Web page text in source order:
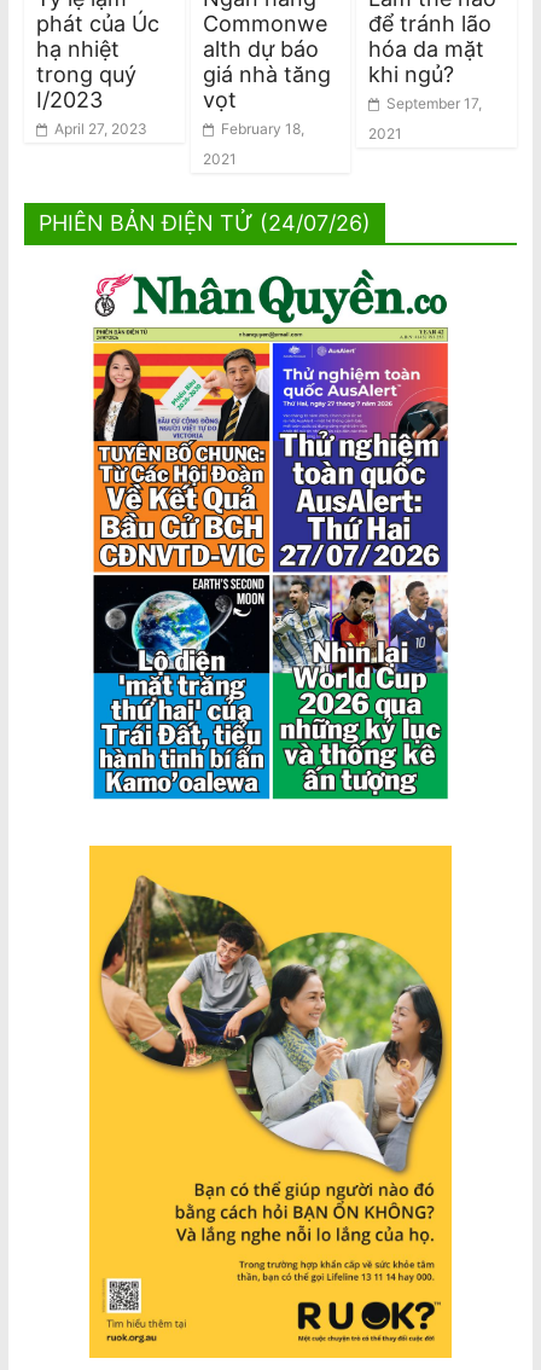
phát của Úc
hạ nhiệt
trong quý
I/2023
April 27, 2023
Commonwe
alth dự báo
giá nhà tăng
vọt
February 18,
2021
để tránh lão
hóa da mặt
khi ngủ?
September 17,
2021
PHIÊN BẢN ĐIỆN TỬ (24/07/26)